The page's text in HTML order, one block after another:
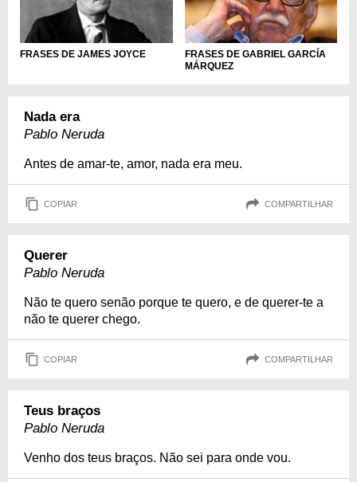
FRASES DE JAMES JOYCE
FRASES DE GABRIEL GARCÍA
MÁRQUEZ
Nada era
Pablo Neruda
Antes de amar-te, amor, nada era meu.
COPIAR COMPARTILHAR
Querer
Pablo Neruda
Não te quero senão porque te quero, e de querer-te a
não te querer chego.
COPIAR COMPARTILHAR
Teus braços
Pablo Neruda
Venho dos teus braços. Não sei para onde vou.